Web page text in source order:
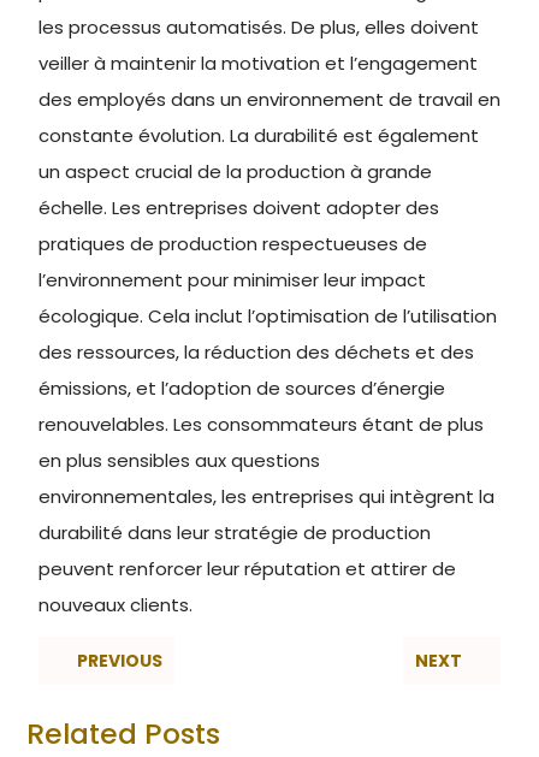
les processus automatisés. De plus, elles doivent
veiller à maintenir la motivation et l’engagement
des employés dans un environnement de travail en
constante évolution. La durabilité est également
un aspect crucial de la production à grande
échelle. Les entreprises doivent adopter des
pratiques de production respectueuses de
l’environnement pour minimiser leur impact
écologique. Cela inclut l’optimisation de l’utilisation
des ressources, la réduction des déchets et des
émissions, et l’adoption de sources d’énergie
renouvelables. Les consommateurs étant de plus
en plus sensibles aux questions
environnementales, les entreprises qui intègrent la
durabilité dans leur stratégie de production
peuvent renforcer leur réputation et attirer de
nouveaux clients.
PREVIOUS NEXT
Related Posts